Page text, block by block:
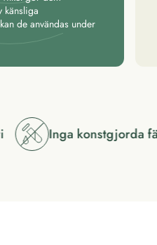
känsliga
de användas under
Inga konstgjorda